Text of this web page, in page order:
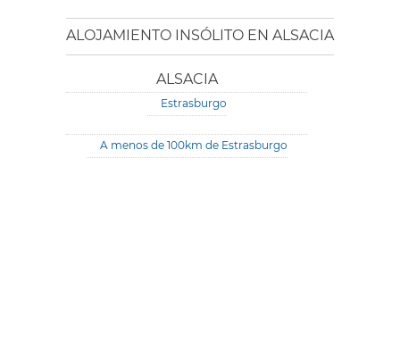
ALOJAMIENTO INSÓLITO EN ALSACIA
ALSACIA
Estrasburgo
A menos de 100km de Estrasburgo